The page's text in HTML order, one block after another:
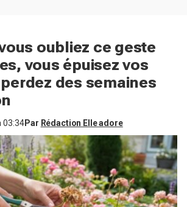
oubliez ce geste
vous épuisez vos
des semaines
03:34Par Rédaction Elle adore